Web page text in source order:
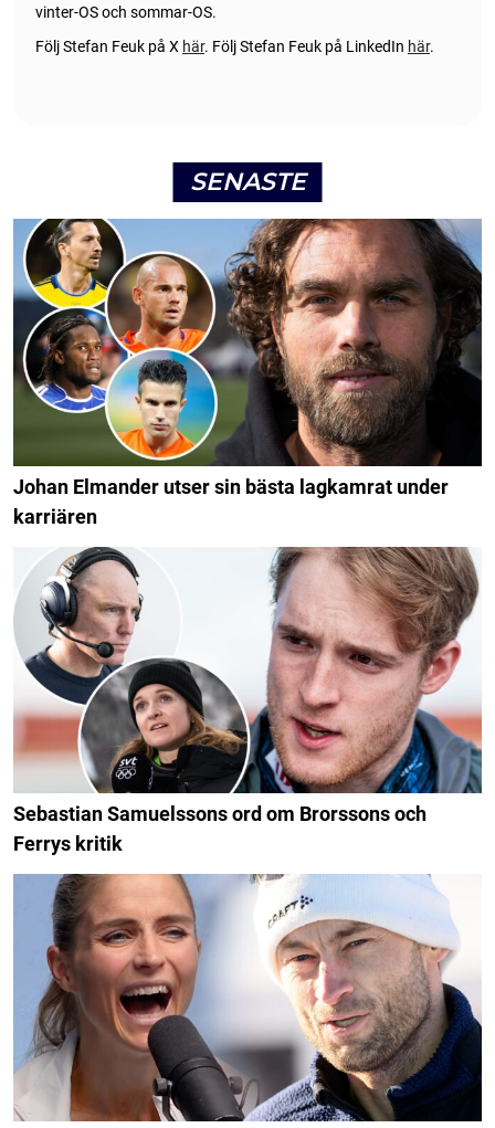
vinter-OS och sommar-OS.
Följ Stefan Feuk på X här. Följ Stefan Feuk på LinkedIn här.
SENASTE
Johan Elmander utser sin bästa lagkamrat under
karriären
Sebastian Samuelssons ord om Brorssons och
Ferrys kritik